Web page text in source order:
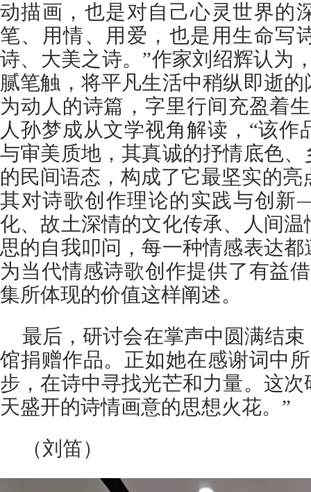
动描画，也是对自己心灵世界的
笔、用情、用爱，也是用生命写
诗、大美之诗。”作家刘绍辉认为
腻笔触，将平凡生活中稍纵即逝
为动人的诗篇，字里行间充盈着
人孙梦成从文学视角解读，“该作
与审美质地，其真诚的抒情底色
的民间语态，构成了它最坚实的亮
其对诗歌创作理论的实践与创
化、故土深情的文化传承、人间
思的自我叩问，每一种情感表达
为当代情感诗歌创作提供了有益
集所体现的价值这样阐述。
最后，研讨会在掌声中圆满结
馆捐赠作品。正如她在感谢词中
步，在诗中寻找光芒和力量。这
天盛开的诗情画意的思想火花。 ”
（刘笛）